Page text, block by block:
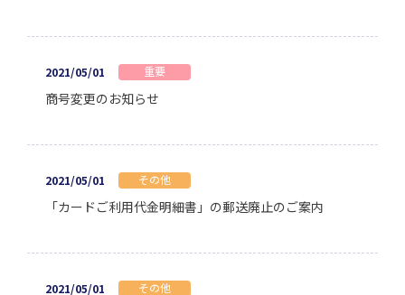
2021/05/01 重要
商号変更のお知らせ
2021/05/01 その他
「カードご利用代金明細書」の郵送廃止のご案内
2021/05/01 その他